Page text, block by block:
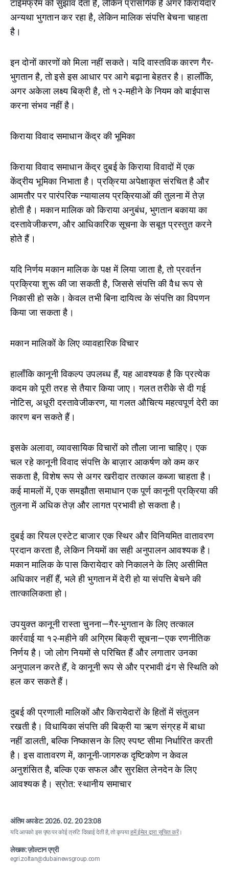
टाईमफ्रेम को सुझाव देता है, लेकिन प्रासंगिक है अगर किरायेदार
अन्यथा भुगतान कर रहा है, लेकिन मालिक संपत्ति बेचना चाहता
है।
इन दोनों कारणों को मिला नहीं सकते। यदि वास्तविक कारण गैर-
भुगतान है, तो इसे इस आधार पर आगे बढ़ाना बेहतर है। हालाँकि,
अगर अकेला लक्ष्य बिक्री है, तो १२-महीने के नियम को बाईपास
करना संभव नहीं है।
किराया विवाद समाधान केंद्र की भूमिका
किराया विवाद समाधान केंद्र दुबई के किराया विवादों में एक
केंद्रीय भूमिका निभाता है। प्रक्रिया अपेक्षाकृत संरचित है और
आमतौर पर पारंपरिक न्यायालय प्रक्रियाओं की तुलना में तेज़
होती है। मकान मालिक को किराया अनुबंध, भुगतान बकाया का
दस्तावेजीकरण, और आधिकारिक सूचना के सबूत प्रस्तुत करने
होते हैं।
यदि निर्णय मकान मालिक के पक्ष में लिया जाता है, तो प्रवर्तन
प्रक्रिया शुरू की जा सकती है, जिससे संपत्ति की वैध रूप से
निकासी हो सके। केवल तभी बिना दायित्व के संपत्ति का विपणन
किया जा सकता है।
मकान मालिकों के लिए व्यावहारिक विचार
हालाँकि कानूनी विकल्प उपलब्ध हैं, यह आवश्यक है कि प्रत्येक
कदम को पूरी तरह से तैयार किया जाए। गलत तरीके से दी गई
नोटिस, अधूरी दस्तावेजीकरण, या गलत औचित्य महत्वपूर्ण देरी का
कारण बन सकते हैं।
इसके अलावा, व्यावसायिक विचारों को तौला जाना चाहिए। एक
चल रहे कानूनी विवाद संपत्ति के बाज़ार आकर्षण को कम कर
सकता है, विशेष रूप से अगर खरीदार तत्काल कब्जा चाहता है।
कई मामलों में, एक समझौता समाधान एक पूर्ण कानूनी प्रक्रिया की
तुलना में अधिक तेज़ और लागत प्रभावी हो सकता है।
दुबई का रियल एस्टेट बाजार एक स्थिर और विनियमित वातावरण
प्रदान करता है, लेकिन नियमों का सही अनुपालन आवश्यक है।
मकान मालिक के पास किरायेदार को निकालने के लिए असीमित
अधिकार नहीं हैं, भले ही भुगतान में देरी हो या संपत्ति बेचने की
तात्कालिकता हो।
उपयुक्त कानूनी रास्ता चुनना—गैर-भुगतान के लिए तत्काल
कार्रवाई या १२-महीने की अग्रिम बिक्री सूचना—एक रणनीतिक
निर्णय है। जो लोग नियमों से परिचित हैं और लगातार उनका
अनुपालन करते हैं, वे कानूनी रूप से और प्रभावी ढंग से स्थिति को
हल कर सकते हैं।
दुबई की प्रणाली मालिकों और किरायेदारों के हितों में संतुलन
रखती है। विधायिका संपत्ति की बिक्री या ऋण संग्रह में बाधा
नहीं डालती, बल्कि निष्कासन के लिए स्पष्ट सीमा निर्धारित करती
है। इस वातावरण में, कानूनी-जागरुक दृष्टिकोण न केवल
अनुशंसित है, बल्कि एक सफल और सुरक्षित लेनदेन के लिए
आवश्यक है। स्रोत: स्थानीय समाचार
अंतिम अपडेट:2026. 02. 20 23:08
यदि आपको इस पृष्ठ पर कोई त्रुटि दिखाई देती है, तो कृपयाहमें ईमेल द्वारा सूचित करें।
लेखक: ज़ोल्टान एग्री
egri.zoltan@dubainewsgroup.com